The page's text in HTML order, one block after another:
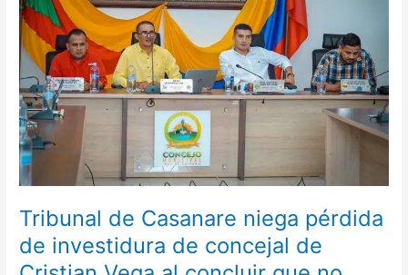
Tribunal de Casanare niega pérdida
de investidura de concejal de
niega
pérdida
de
investidura
de
concejal
de
Cristian
Vega
al
concluir
que
no
existió